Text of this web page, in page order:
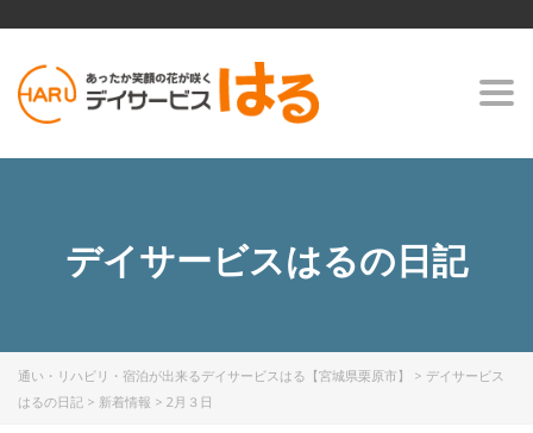
デイサービスはるの日記
通い・リハビリ・宿泊が出来るデイサービスはる【宮城県栗原市】 > デイサービス
はるの日記 > 新着情報 > 2月３日